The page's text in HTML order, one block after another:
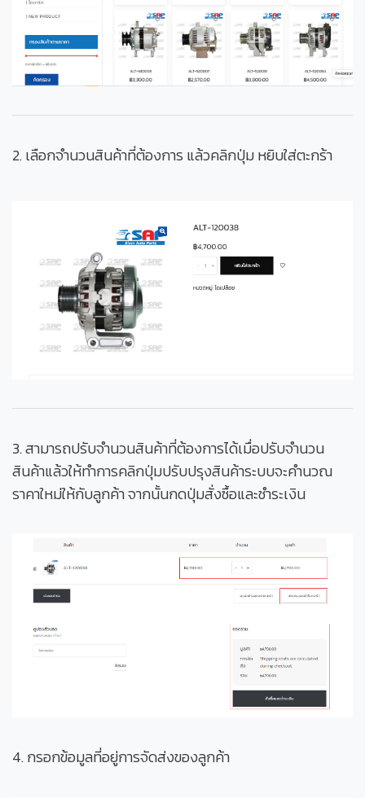
2. เลือกจำนวนสินค้าที่ต้องการ แล้วคลิกปุ่ม หยิบใส่ตะกร้า
3. สามารถปรับจำนวนสินค้าที่ต้องการได้เมื่อปรับจำนวน
สินค้าแล้วให้ทำการคลิกปุ่มปรับปรุงสินค้าระบบจะคำนวณ
ราคาใหม่ให้กับลูกค้า จากนั้นกดปุ่มสั่งซื้อและชำระเงิน
4. กรอกข้อมูลที่อยู่การจัดส่งของลูกค้า